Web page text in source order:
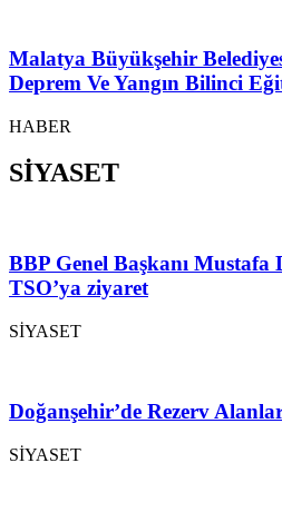
Malatya Büyükşehir
Deprem Ve Yangın Bilinci
HABER
SİYASET
BBP Genel Başkanı Mustafa
TSO’ya ziyaret
SİYASET
Doğanşehir’de Rezerv
SİYASET